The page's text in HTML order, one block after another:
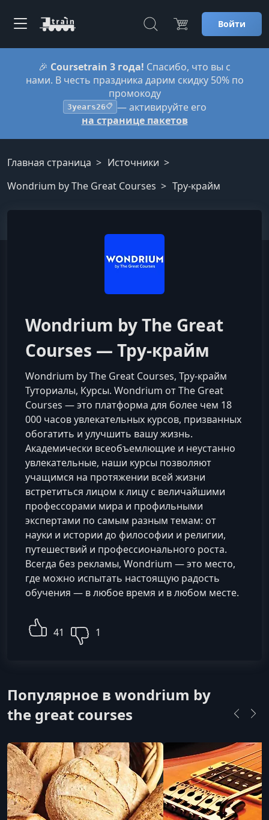
Войти
🎉 Coursetrain 3 года! Спасибо, что вы с
нами. В честь праздника дарим скидку 50% по
промокоду
3years26📋 — активируйте его
на странице пакетов
Главная страница
Источники
Wondrium by The Great Courses
Тру-крайм
Wondrium by The Great
Courses — Тру-крайм
Wondrium by The Great Courses, Тру-крайм
Туториалы, Курсы. Wondrium от The Great
Courses — это платформа для более чем 18
000 часов увлекательных курсов, призванных
обогатить и улучшить вашу жизнь.
Академически всеобъемлющие и неустанно
увлекательные, наши курсы позволяют
учащимся на протяжении всей жизни
встретиться лицом к лицу с величайшими
профессорами мира и профильными
экспертами по самым разным темам: от
науки и истории до философии и религии,
путешествий и профессионального роста.
Всегда без рекламы, Wondrium — это место,
где можно испытать настоящую радость
обучения — в любое время и в любом месте.
41 1
Популярное в wondrium by
the great courses